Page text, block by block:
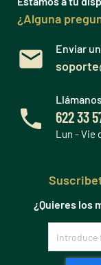
¿Alguna
Enviar
Llámanos
622 33
Lun - Vie
¿Quieres los